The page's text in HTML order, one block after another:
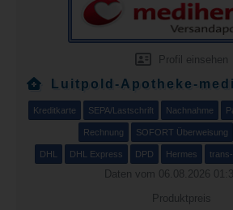
Profil einsehen
Luitpold-Apotheke-
Kreditkarte SEPA/Lastschrift Nachnahme
Rechnung SOFORT Überweisung
DHL DHL Express DPD Hermes
Daten vom 06.08.2026
Produktpreis